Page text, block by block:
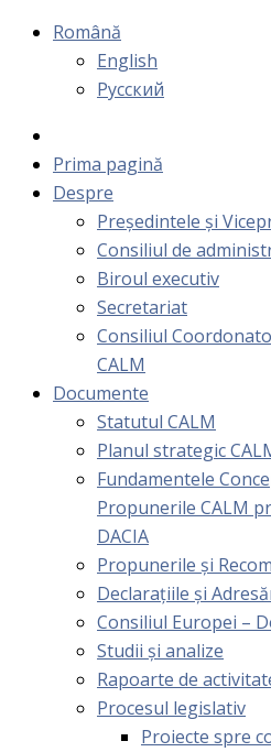
Română
English
Русский
Prima pagină
Despre
Președintele și
Consiliul de
Biroul executiv
Secretariat
Consiliul
CALM
Documente
Statutul CALM
Planul strategic
Fundamentele
Propunerile CALM
DACIA
Propunerile și
Declarațiile și
Consiliul Europei –
Studii și analize
Rapoarte de
Procesul legislativ
Proiecte spre